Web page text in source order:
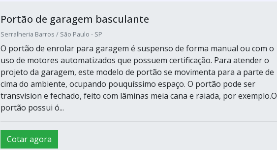
Portão de garagem basculante
Serralheria Barros / São Paulo - SP
O portão de enrolar para garagem é suspenso de forma manual ou com o
uso de motores automatizados que possuem certificação. Para atender o
projeto da garagem, este modelo de portão se movimenta para a parte de
cima do ambiente, ocupando pouquíssimo espaço. O portão pode ser
transvision e fechado, feito com lâminas meia cana e raiada, por exemplo.O
portão possui ó...
Cotar agora